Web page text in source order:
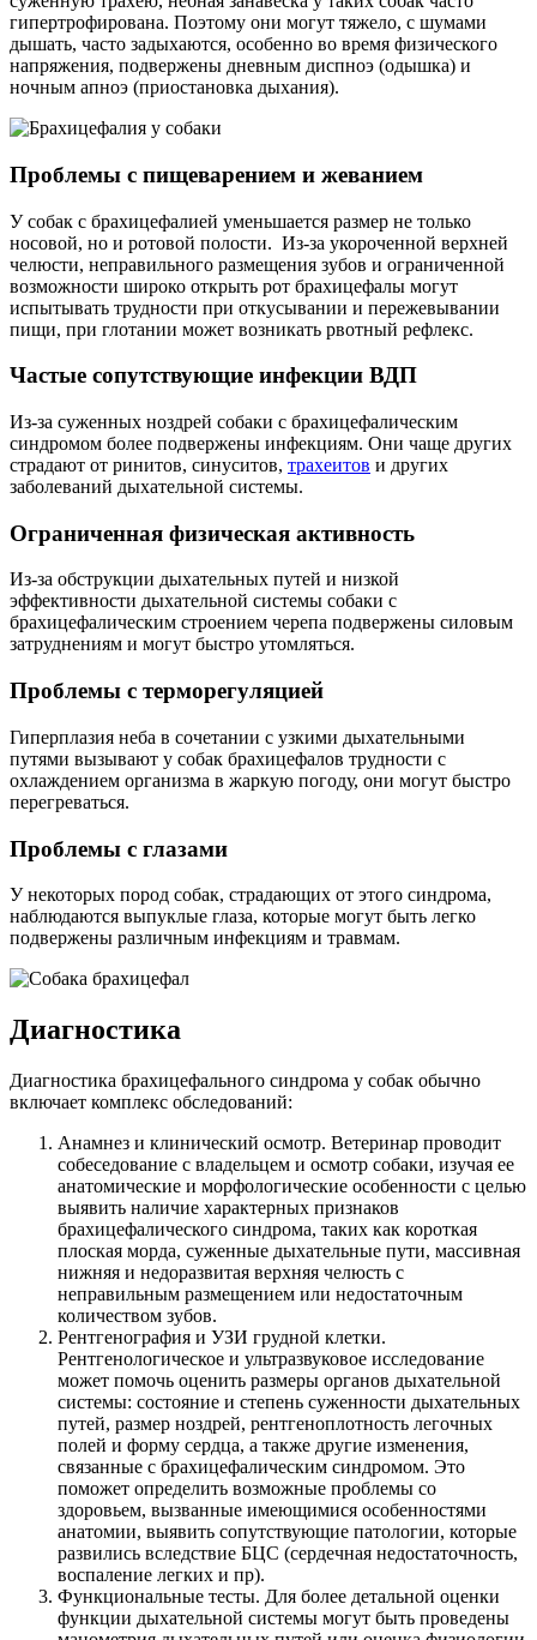
гипертрофирована. Поэтому они могут тяжело, с шумами
дышать, часто задыхаются, особенно во время физического
напряжения, подвержены дневным диспноэ (одышка) и
ночным апноэ (приостановка дыхания).
Проблемы с пищеварением и жеванием
У собак с брахицефалией уменьшается размер не только
носовой, но и ротовой полости. Из-за укороченной верхней
челюсти, неправильного размещения зубов и ограниченной
возможности широко открыть рот брахицефалы могут
испытывать трудности при откусывании и пережевывании
пищи, при глотании может возникать рвотный рефлекс.
Частые сопутствующие инфекции ВДП
Из-за суженных ноздрей собаки с брахицефалическим
синдромом более подвержены инфекциям. Они чаще других
страдают от ринитов, синуситов, трахеитов и других
заболеваний дыхательной системы.
Ограниченная физическая активность
Из-за обструкции дыхательных путей и низкой
эффективности дыхательной системы собаки с
брахицефалическим строением черепа подвержены силовым
затруднениям и могут быстро утомляться.
Проблемы с терморегуляцией
Гиперплазия неба в сочетании с узкими дыхательными
путями вызывают у собак брахицефалов трудности с
охлаждением организма в жаркую погоду, они могут быстро
перегреваться.
Проблемы с глазами
У некоторых пород собак, страдающих от этого синдрома,
наблюдаются выпуклые глаза, которые могут быть легко
подвержены различным инфекциям и травмам.
Диагностика
Диагностика брахицефального синдрома у собак обычно
включает комплекс обследований:
Анамнез и клинический осмотр. Ветеринар проводит
собеседование с владельцем и осмотр собаки, изучая ее
анатомические и морфологические особенности с целью
выявить наличие характерных признаков
брахицефалического синдрома, таких как короткая
плоская морда, суженные дыхательные пути, массивная
нижняя и недоразвитая верхняя челюсть с
неправильным размещением или недостаточным
количеством зубов.
Рентгенография и УЗИ грудной клетки.
Рентгенологическое и ультразвуковое исследование
может помочь оценить размеры органов дыхательной
системы: состояние и степень суженности дыхательных
путей, размер ноздрей, рентгеноплотность легочных
полей и форму сердца, а также другие изменения,
связанные с брахицефалическим синдромом. Это
поможет определить возможные проблемы со
здоровьем, вызванные имеющимися особенностями
анатомии, выявить сопутствующие патологии, которые
развились вследствие БЦС (сердечная недостаточность,
воспаление легких и пр).
Функциональные тесты. Для более детальной оценки
функции дыхательной системы могут быть проведены